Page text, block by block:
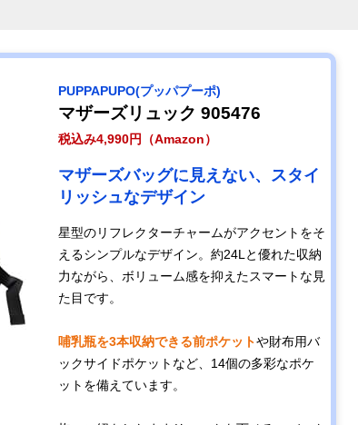
PUPPAPUPO(プッパプーポ)
マザーズリュック 905476
税込み4,990円（Amazon）
マザーズバッグに見えない、スタイ
リッシュなデザイン
星型のリフレクターチャームがアクセントをそ
えるシンプルなデザイン。約24Lと優れた収納
力ながら、ボリューム感を抑えたスマートな見
た目です。
哺乳瓶を3本収納できる前ポケットや財布用バ
ックサイドポケットなど、14個の多彩なポケ
ットを備えています。